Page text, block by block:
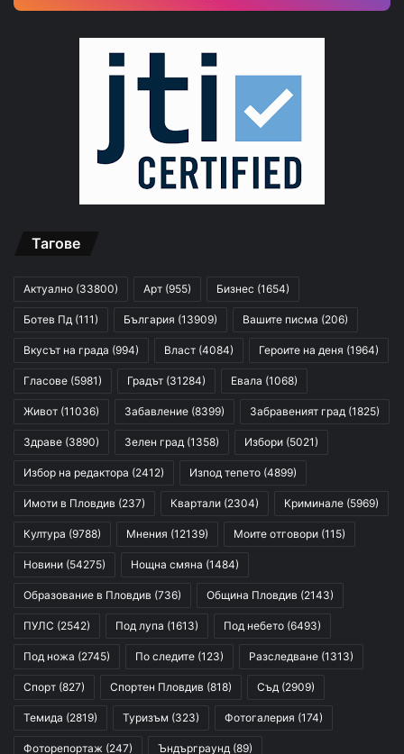
Тагове
Актуално (33800) Арт (955) Бизнес (1654)
Ботев Пд (111) България (13909) Вашите писма (206)
Вкусът на града (994) Власт (4084) Героите на деня (1964)
Гласове (5981) Градът (31284) Евала (1068)
Живот (11036) Забавление (8399) Забравеният град (1825)
Здраве (3890) Зелен град (1358) Избори (5021)
Избор на редактора (2412) Изпод тепето (4899)
Имоти в Пловдив (237) Квартали (2304) Криминале (5969)
Култура (9788) Мнения (12139) Моите отговори (115)
Новини (54275) Нощна смяна (1484)
Образование в Пловдив (736) Община Пловдив (2143)
ПУЛС (2542) Под лупа (1613) Под небето (6493)
Под ножа (2745) По следите (123) Разследване (1313)
Спорт (827) Спортен Пловдив (818) Съд (2909)
Темида (2819) Туризъм (323) Фотогалерия (174)
Фоторепортаж (247) Ъндърграунд (89)